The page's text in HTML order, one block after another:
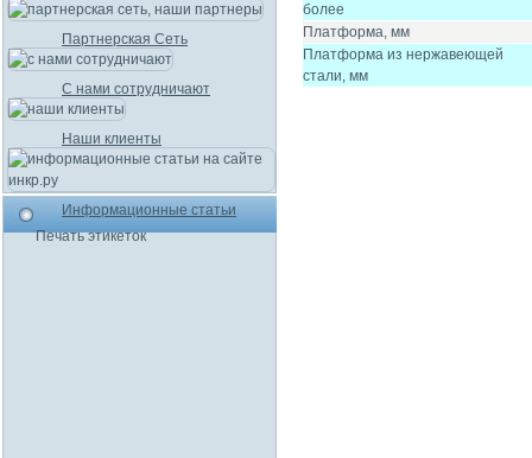
более
Платформа, мм
Платформа из нержавеющей
стали, мм
Партнерская Сеть
С нами сотрудничают
Наши клиенты
Информационные статьи
Печать этикеток